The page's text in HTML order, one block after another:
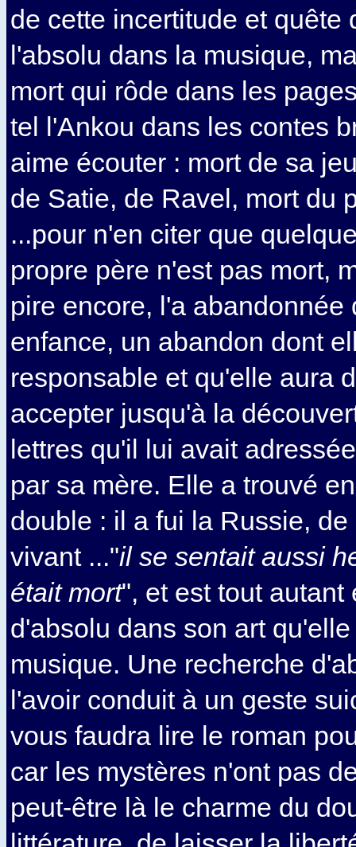
de cette incertitude et quête
l'absolu dans la musique,
mort qui rôde dans les
tel l'Ankou dans les contes
aime écouter : mort de sa
de Satie, de Ravel, mort du
...pour n'en citer que
propre père n'est pas mort,
pire encore, l'a abandonnée
enfance, un abandon dont
responsable et qu'elle aura
accepter jusqu'à la
lettres qu'il lui avait
par sa mère. Elle a trouvé
double : il a fui la Russie,
vivant ..."il se sentait aussi
était mort", et est tout autant
d'absolu dans son art
musique. Une recherche
l'avoir conduit à un geste
vous faudra lire le roman
car les mystères n'ont pas
peut-être là le charme du